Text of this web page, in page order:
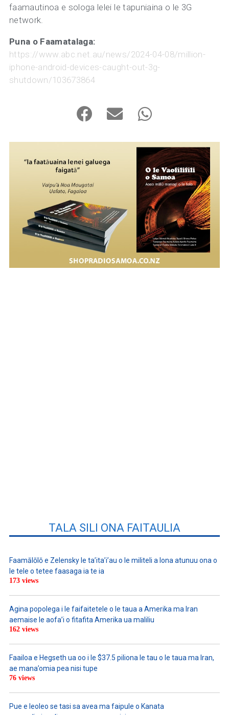
faamautinoa e sologa lelei le tapuniaina o le 3G
network.
Puna o Faamatalaga:
https://www.abc.net.au/news/2024-04-08/million-
iphone-android-devices-caught-out-3g-
shutdown/103673864
TALA SILI ONA FAITAULIA
Faamālōlō e Zelensky le ta’ita’i’au o le militeli a lona atunuu ona o
le tele o tetee faasaga ia te ia
173 views
Agina popolega i le faifaitetele o le taua a Amerika ma Iran
aemaise le aofa’i o fitafita Amerika ua maliliu
162 views
Faailoa e Hegseth ua oo i le $37.5 piliona le tau o le taua ma Iran,
ae mana’omia pea nisi tupe
76 views
Pue e leoleo se tasi sa avea ma faipule o Kanata